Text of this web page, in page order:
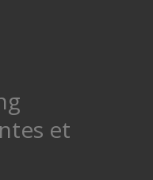
et